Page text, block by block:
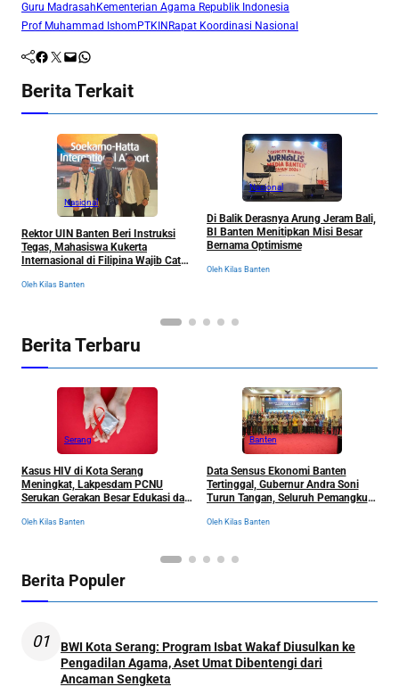
Guru Madrasah Kementerian Agama Republik Indonesia
Prof Muhammad Ishom PTKIN Rapat Koordinasi Nasional
Facebook Twitter Mail WhatsApp
Berita Terkait
Nasional
Rektor UIN Banten Beri Instruksi
Tegas, Mahasiswa Kukerta
Internasional di Filipina Wajib Catat
Oleh Kilas Banten
Nasional
Di Balik Derasnya Arung Jeram Bali,
BI Banten Menitipkan Misi Besar
Bernama Optimisme
Oleh Kilas Banten
Berita Terbaru
Serang
Kasus HIV di Kota Serang
Meningkat, Lakpesdam PCNU
Serukan Gerakan Besar Edukasi dan
Oleh Kilas Banten
Banten
Data Sensus Ekonomi Banten
Tertinggal, Gubernur Andra Soni
Turun Tangan, Seluruh Pemangku
Dikumpulkan
Oleh Kilas Banten
Berita Populer
01
BWI Kota Serang: Program Isbat Wakaf Diusulkan ke
Pengadilan Agama, Aset Umat Dibentengi dari
Ancaman Sengketa